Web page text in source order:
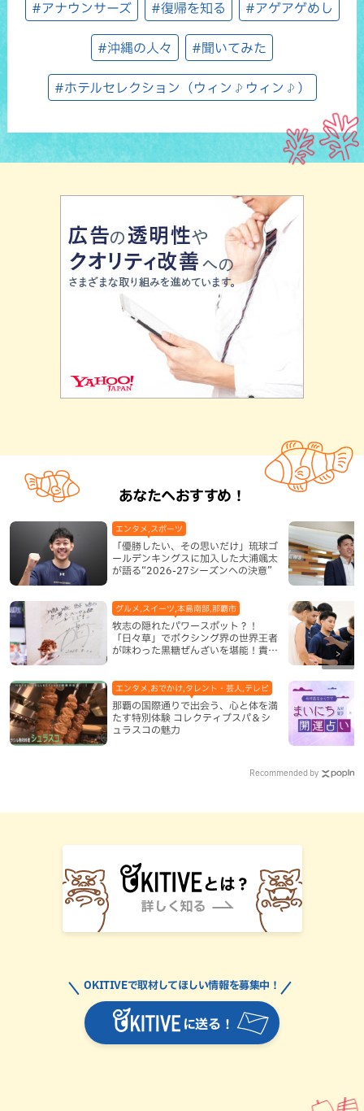
#アナウンサーズ #復帰を知る #アゲアゲめし
#沖縄の人々 #聞いてみた
#ホテルセレクション（ウィン♪ウィン♪）
あなたへおすすめ！
「優勝したい、その思いだけ」琉球ゴ
ールデンキングスに加入した大浦颯太
が語る“2026-27シーズンへの決意”
エンタメ,スポーツ
牧志の隠れたパワースポット？！
「日々草」でボクシング界の世界王者
が味わった黒糖ぜんざいを堪能！貴重
グルメ,スイーツ,本島南部,那覇市
那覇の国際通りで出会う、心と体を満
たす特別体験 コレクティブスパ＆シ
ュラスコの魅力
エンタメ,おでかけ,タレント・芸人,テレビ
Recommended by
に送る！
OKITIVEで取材してほしい情報を募集中！